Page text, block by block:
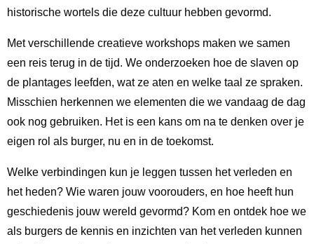
historische wortels die deze cultuur hebben gevormd.
Met verschillende creatieve workshops maken we samen
een reis terug in de tijd. We onderzoeken hoe de slaven op
de plantages leefden, wat ze aten en welke taal ze spraken.
Misschien herkennen we elementen die we vandaag de dag
ook nog gebruiken. Het is een kans om na te denken over je
eigen rol als burger, nu en in de toekomst.
Welke verbindingen kun je leggen tussen het verleden en
het heden? Wie waren jouw voorouders, en hoe heeft hun
geschiedenis jouw wereld gevormd? Kom en ontdek hoe we
als burgers de kennis en inzichten van het verleden kunnen